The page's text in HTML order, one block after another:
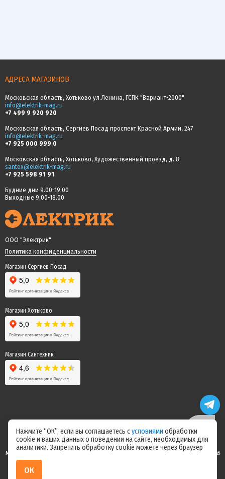
АДРЕСА МАГАЗИНОВ
Московская область, Хотьково ул.Ленина, ГСПК "Вариант-2000"
info@elektrik-mag.ru
+7 499 9 920 920
Московская область, Сергиев Посад проспект Красной Армии, 247
info@elektrik-mag.ru
+7 925 000 999 0
Московская область, Хотьково, Художественный проезд, д. 8
santex@elektrik-mag.ru
+7 925 598 91 91
Будние дни 9.00-19.00
Выходные 9.00-18.00
ООО "Электрик"
Политика конфиденциальности
Магазин Сергиев Посад
Магазин Хотьково
Магазин Сантехник
Цены на сайте не являются офертой! Актуальные цены уточняйте у
менеджера после оформления заказа! Спасибо за понимание! Команда
Нажмите “ОК”, если вы соглашаетесь сусловиями обработки
cookie и ваших данных о поведении на сайте, необходимых для
аналитики. Запретить обработку cookie можете через браузер
ОК